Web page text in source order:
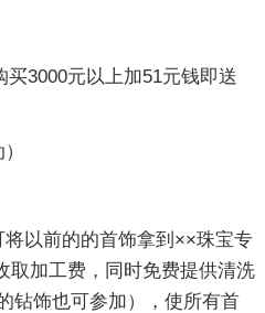
3000元以上加51元钱即送
以前的的首饰拿到××珠宝专
取加工费，同时免费提供清洗
钻饰也可参加），使所有首